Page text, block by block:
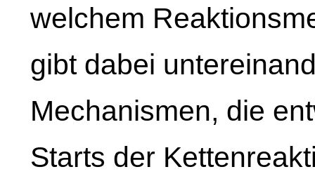
welchem
gibt dabei
Mechanismen, die
Starts der